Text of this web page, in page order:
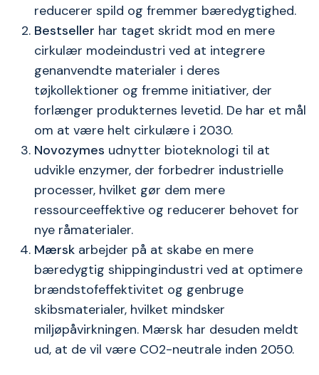
reducerer spild og fremmer bæredygtighed.
Bestseller har taget skridt mod en mere
cirkulær modeindustri ved at integrere
genanvendte materialer i deres
tøjkollektioner og fremme initiativer, der
forlænger produkternes levetid. De har et mål
om at være helt cirkulære i 2030.
Novozymes udnytter bioteknologi til at
udvikle enzymer, der forbedrer industrielle
processer, hvilket gør dem mere
ressourceeffektive og reducerer behovet for
nye råmaterialer.
Mærsk arbejder på at skabe en mere
bæredygtig shippingindustri ved at optimere
brændstofeffektivitet og genbruge
skibsmaterialer, hvilket mindsker
miljøpåvirkningen. Mærsk har desuden meldt
ud, at de vil være CO2-neutrale inden 2050.